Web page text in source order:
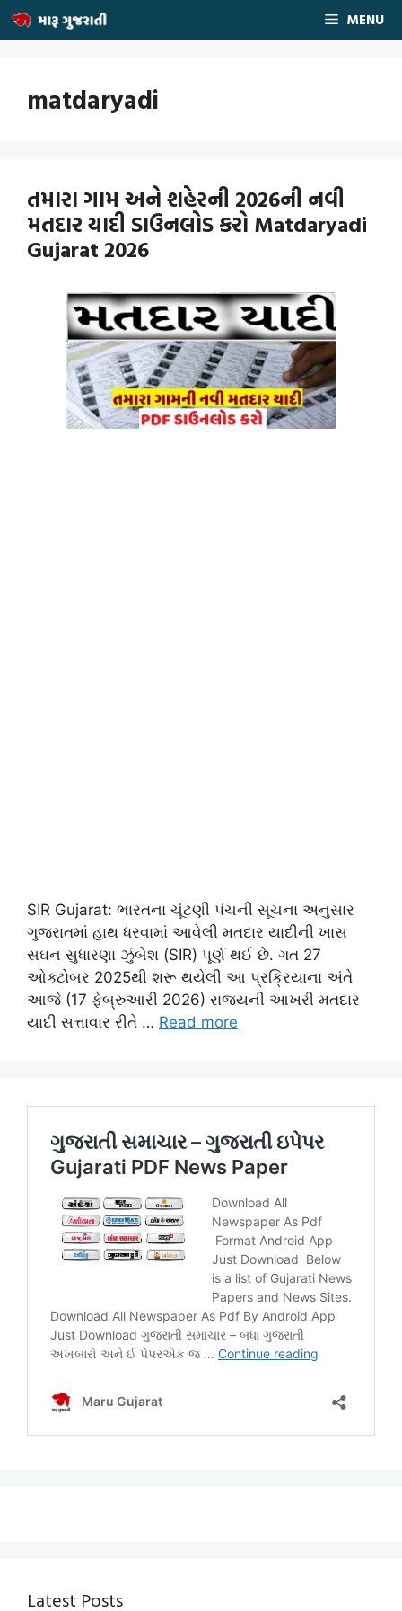
Skip
MENU
matdaryadi
તમારા ગામ અને શહેરની 2026ની નવી
મતદાર યાદી ડાઉનલોડ કરો Matdaryadi
Gujarat 2026
SIR Gujarat: ભારતના ચૂંટણી પંચની સૂચના અનુસાર
ગુજરાતમાં હાથ ધરવામાં આવેલી મતદાર યાદીની ખાસ
સઘન સુધારણા ઝુંબેશ (SIR) પૂર્ણ થઈ છે. ગત 27
ઓક્ટોબર 2025થી શરૂ થયેલી આ પ્રક્રિયાના અંતે
આજે (17 ફેબ્રુઆરી 2026) રાજ્યની આખરી મતદાર
યાદી સત્તાવાર રીતે … Read more
Latest Posts